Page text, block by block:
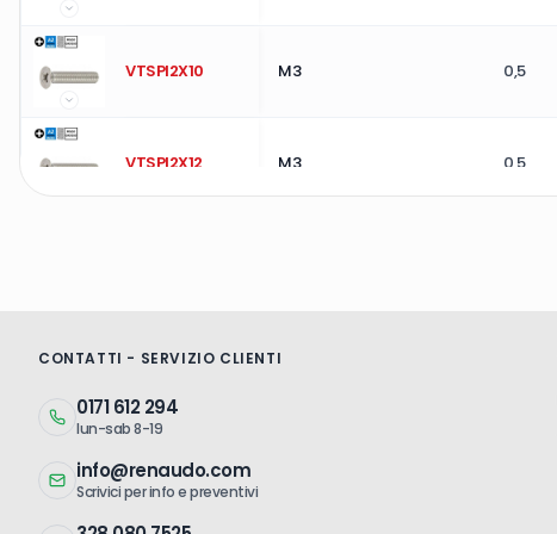
VTSPI2X10 M3 0,5
VTSPI2X12 M3 0,5
VTSPI2X20
CONTATTI - SERVIZIO CLIENTI
0171 612 294
lun-sab 8-19
info@renaudo.com
Scrivici per info e preventivi